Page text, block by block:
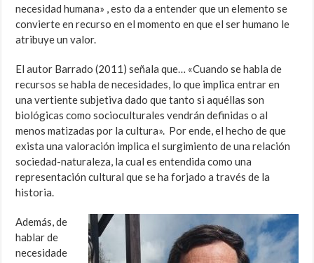
necesidad humana» , esto da a entender que un elemento se
convierte en recurso en el momento en que el ser humano le
atribuye un valor.
El autor Barrado (2011) señala que… «Cuando se habla de
recursos se habla de necesidades, lo que implica entrar en
una vertiente subjetiva dado que tanto si aquéllas son
biológicas como socioculturales vendrán definidas o al
menos matizadas por la cultura». Por ende, el hecho de que
exista una valoración implica el surgimiento de una relación
sociedad-naturaleza, la cual es entendida como una
representación cultural que se ha forjado a través de la
historia.
Además, de
hablar de
necesidade